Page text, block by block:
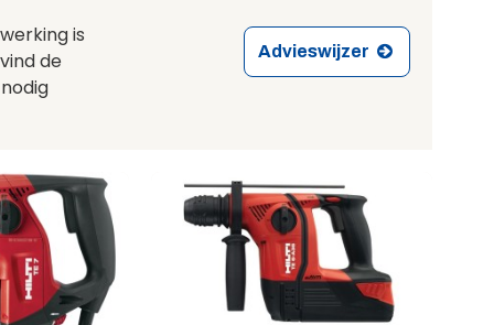
is
de
Advieswijzer